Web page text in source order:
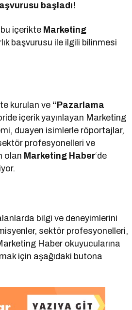
başladı!
içerikte Marketing
başvurusu ile ilgili bilinmesi
kurulan ve “Pazarlama
içerik yayınlayan Marketing
duayen isimlerle röportajlar,
profesyonelleri ve
olan Marketing Haber‘de
bilgi ve deneyimlerini
sektör profesyonelleri,
Haber okuyucularına
için aşağıdaki butona